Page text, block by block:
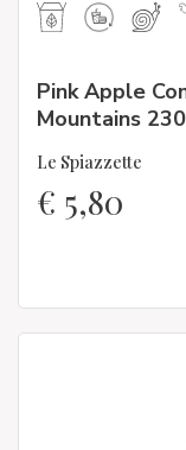
Pink Apple
Mountains
Le Spiazzette
€ 5,80